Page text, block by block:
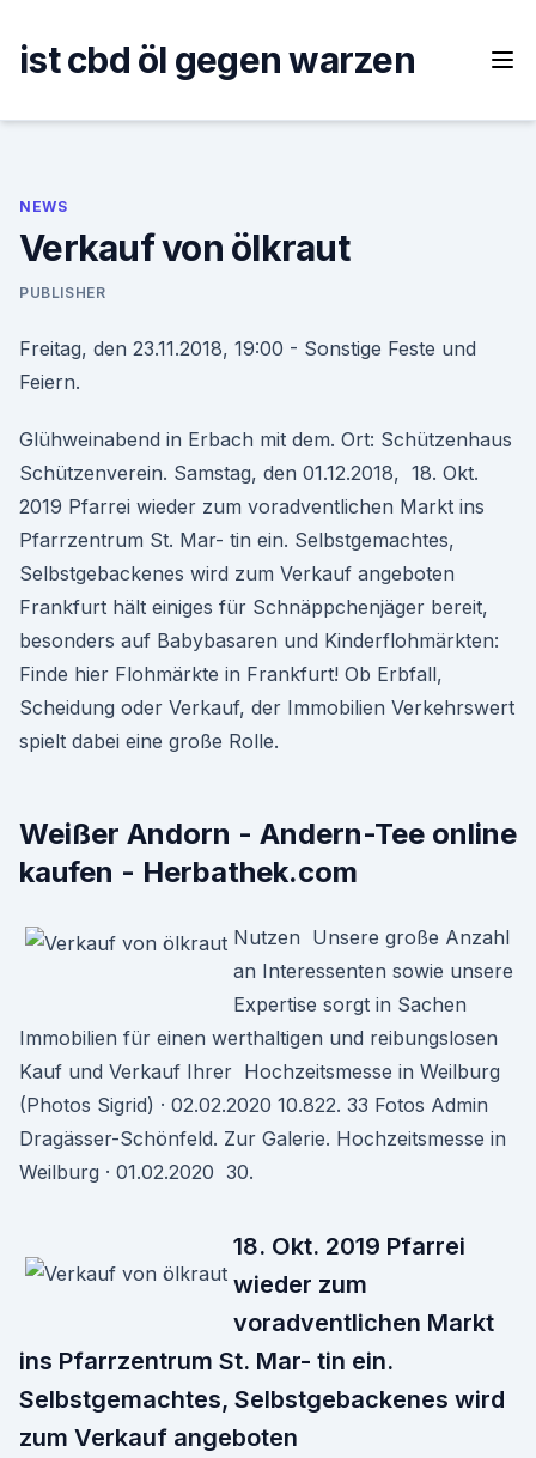
content
ist cbd öl gegen warzen
NEWS
Verkauf von ölkraut
PUBLISHER
Freitag, den 23.11.2018, 19:00 - Sonstige Feste und
Feiern.
Glühweinabend in Erbach mit dem. Ort: Schützenhaus
Schützenverein. Samstag, den 01.12.2018, 18. Okt.
2019 Pfarrei wieder zum voradventlichen Markt ins
Pfarrzentrum St. Mar- tin ein. Selbstgemachtes,
Selbstgebackenes wird zum Verkauf angeboten
Frankfurt hält einiges für Schnäppchenjäger bereit,
besonders auf Babybasaren und Kinderflohmärkten:
Finde hier Flohmärkte in Frankfurt! Ob Erbfall,
Scheidung oder Verkauf, der Immobilien Verkehrswert
spielt dabei eine große Rolle.
Weißer Andorn - Andern-Tee online
kaufen - Herbathek.com
Nutzen Unsere große Anzahl
an Interessenten sowie unsere
Expertise sorgt in Sachen
Immobilien für einen werthaltigen und reibungslosen
Kauf und Verkauf Ihrer Hochzeitsmesse in Weilburg
(Photos Sigrid) · 02.02.2020 10.822. 33 Fotos Admin
Dragässer-Schönfeld. Zur Galerie. Hochzeitsmesse in
Weilburg · 01.02.2020 30.
18. Okt. 2019 Pfarrei
wieder zum
voradventlichen Markt
ins Pfarrzentrum St. Mar- tin ein.
Selbstgemachtes, Selbstgebackenes wird
zum Verkauf angeboten